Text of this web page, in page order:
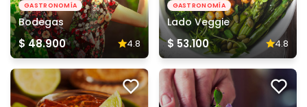
GASTRONOMÍA
Bodegas
$ 48.900 4.8
GASTRONOMÍA
Lado Veggie
$ 53.100 4.8